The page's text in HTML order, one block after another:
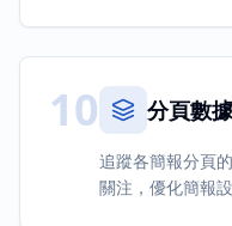
10 分頁數
追蹤各簡報分頁
關注，優化簡報設